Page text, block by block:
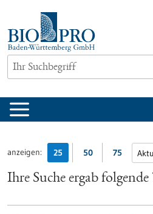
springen
anzeigen: 25 50 75
Ihre Suche ergab folgende